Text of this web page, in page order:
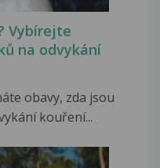
Vybírejte
na odvykání
obavy, zda jsou
kouření...